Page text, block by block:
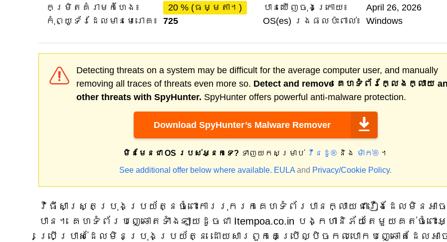
កម្រិតគំរាមកំហែង៖
20 % (ធម្មតា។)
កុំព្យូទ័រដែលមានមេរោគ៖
725
បានឃើញចុងក្រោយ៖
April 26, 2026
OS(es) រងផលប៉ះពាល់៖
Windows
Detecting threats on a system may be difficult for the average computer user, and manually
removing all traces of threats even more so. Detect and remove គេហទំព័រក្លែងក្លាយ
other threats with SpyHunter. SpyHunter offers powerful anti-malware protection.
Download SpyHunter’s Malware Remover
មិនមែនជា OS របស់អ្នកទេ? ទាញយកសម្រាប់ វីនដូ®និង ម៉ាក់®។
See additional offer below where available. EULA and Privacy/Cookie Policy.
វិធីសាស្រ្តប្រុងប្រយ័ត្នចំពោះការរុករកគេហទំព័របានក្លាយជារឿងដែលមិនអាច
បាន។ គេហទំព័របញ្ឆោតទាំងឡាយដូចជា Itempoa.co.in បង្កហានិភ័យតែមួយគត់ចំពោះ
ប្រើប្រាស់ដែលមិនប្រុងប្រយ័ត្ន ដោយសារពួកគេប្រើល្បិចកលបោកបញ្ឆោតដែលអាច